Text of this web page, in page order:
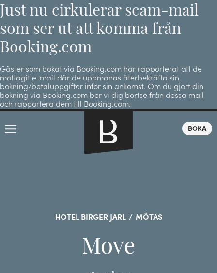
Just nu cirkulerar scam-mail
som ser ut att komma från
Booking.com
Gäster som bokat via Booking.com har rapporterat att de
mottagit e-mail där de uppmanas återbekräfta sin
bokning/betaluppgifter inför sin ankomst. Om du gjort din
bokning via Booking.com ber vi dig bortse från dessa mail
och rapportera dem till Booking.com.
BOKA
HOTEL BIRGER JARL / MÖTAS
Move